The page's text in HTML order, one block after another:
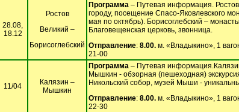
28.08,
18.12
Ростов
Великий –
Борисоглебский
Программа – Путевая информация.
городу, посещение Спасо-Яковлевского
мая по октябрь). Борисоглебский –
Благовещенская церковь, звонница.
Отправление: 8.00. м. «Владыкино», 1
21-00
11/04
Калязин –
Мышкин
Программа – Путевая
Мышкин - обзорная (пешеходная)
Никольский собор, музей Мыши -
Отправление: 8.00. м. «Владыкино», 1
22-30